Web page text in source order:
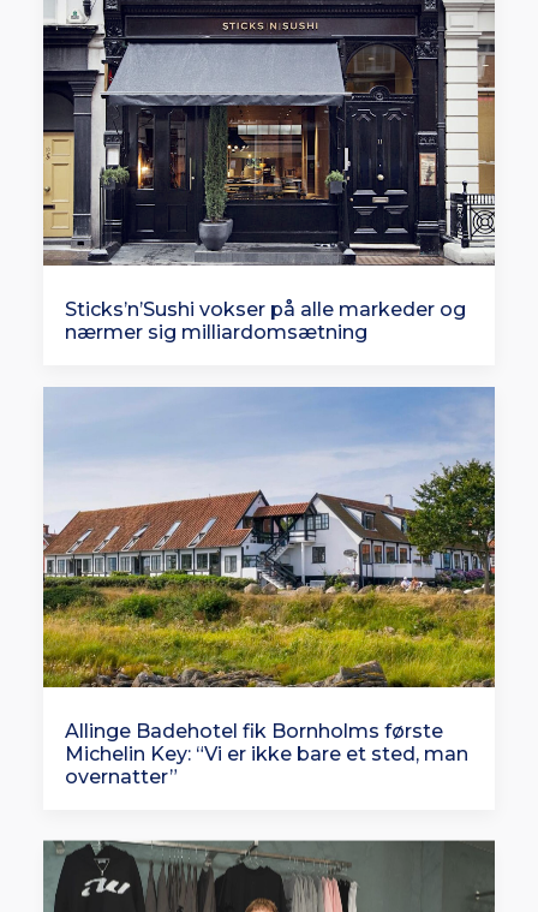
Sticks’n’Sushi vokser på alle markeder og
nærmer sig milliardomsætning
Allinge Badehotel fik Bornholms første
Michelin Key: “Vi er ikke bare et sted, man
overnatter”